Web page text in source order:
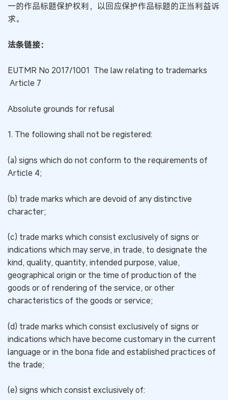
一的作品标题保护权利，以回应保护作品标题的正当利益诉
求。
法条链接：
EUTMR No 2017/1001 The law relating to trademarks
Article 7
Absolute grounds for refusal
1. The following shall not be registered:
(a) signs which do not conform to the requirements of
Article 4;
(b) trade marks which are devoid of any distinctive
character;
(c) trade marks which consist exclusively of signs or
indications which may serve, in trade, to designate the
kind, quality, quantity, intended purpose, value,
geographical origin or the time of production of the
goods or of rendering of the service, or other
characteristics of the goods or service;
(d) trade marks which consist exclusively of signs or
indications which have become customary in the current
language or in the bona fide and established practices of
the trade;
(e) signs which consist exclusively of: